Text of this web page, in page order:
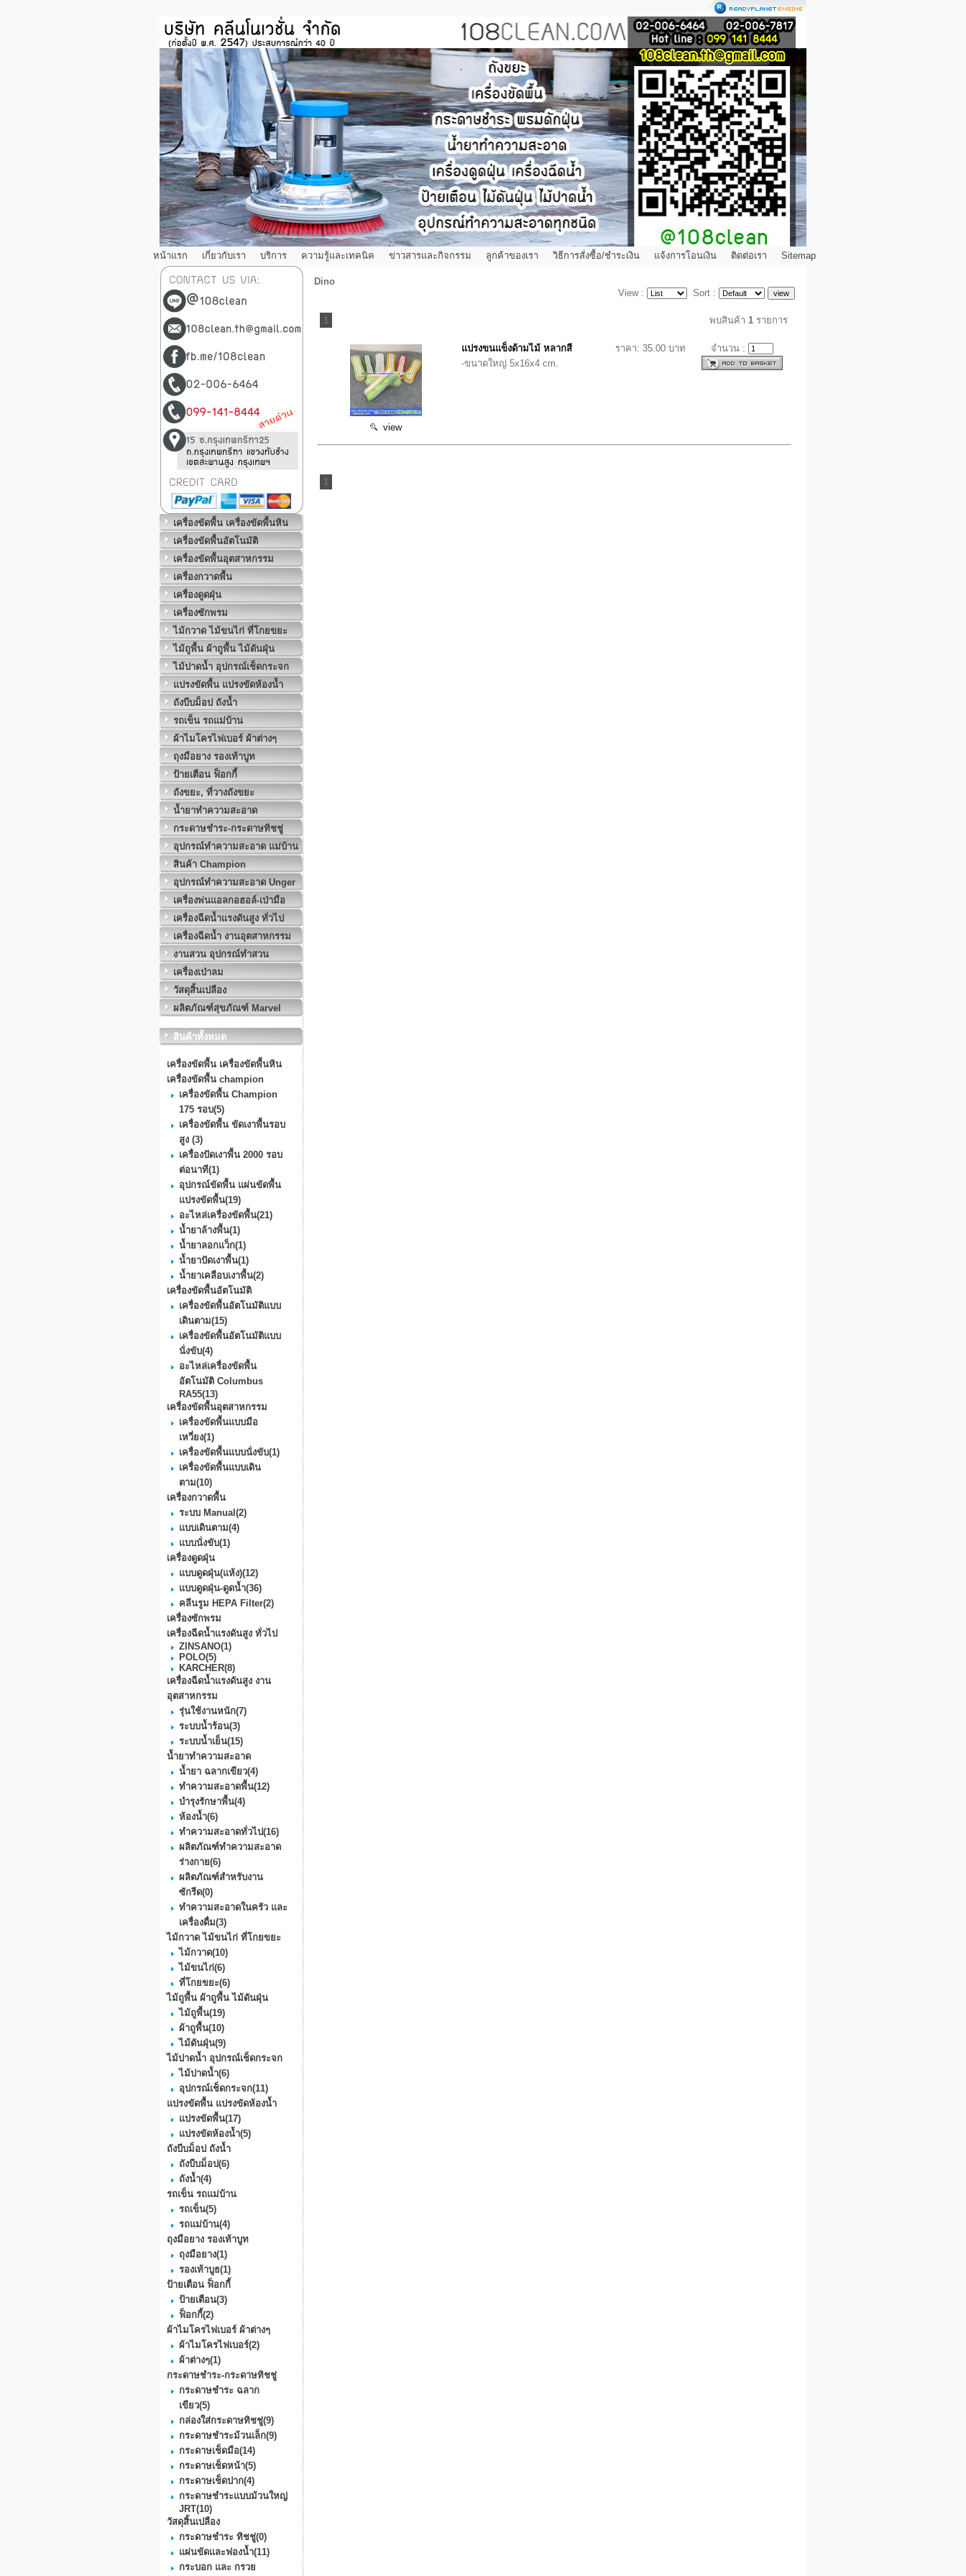
หน้าแรก เกี่ยวกับเรา บริการ ความรู้และเทคนิค ข่าวสารและกิจกรรม ลูกค้าของเรา วิธีการสั่งซื้อ/ชำระเงิน แจ้งการโอนเงิน ติดต่อเรา Sitemap
เครื่องขัดพื้น เครื่องขัดพื้นหิน
เครื่องขัดพื้นอัตโนมัติ
เครื่องขัดพื้นอุตสาหกรรม
เครื่องกวาดพื้น
เครื่องดูดฝุ่น
เครื่องซักพรม
ไม้กวาด ไม้ขนไก่ ที่โกยขยะ
ไม้ถูพื้น ผ้าถูพื้น ไม้ดันฝุ่น
ไม้ปาดน้ำ อุปกรณ์เช็ดกระจก
แปรงขัดพื้น แปรงขัดห้องน้ำ
ถังบีบม็อป ถังน้ำ
รถเข็น รถแม่บ้าน
ผ้าไมโครไฟเบอร์ ผ้าต่างๆ
ถุงมือยาง รองเท้าบูท
ป้ายเตือน ฟ็อกกี้
ถังขยะ, ที่วางถังขยะ
น้ำยาทำความสะอาด
กระดาษชำระ-กระดาษทิชชู่
อุปกรณ์ทำความสะอาด แม่บ้าน
สินค้า Champion
อุปกรณ์ทำความสะอาด Unger
เครื่องพ่นแอลกอฮอล์-เป่ามือ
เครื่องฉีดน้ำแรงดันสูง ทั่วไป
เครื่องฉีดน้ำ งานอุตสาหกรรม
งานสวน อุปกรณ์ทำสวน
เครื่องเป่าลม
วัสดุสิ้นเปลือง
ผลิตภัณฑ์สุขภัณฑ์ Marvel
สินค้าทั้งหมด
เครื่องขัดพื้น เครื่องขัดพื้นหิน
เครื่องขัดพื้น champion
เครื่องขัดพื้น Champion
175 รอบ(5)
เครื่องขัดพื้น ขัดเงาพื้นรอบ
สูง (3)
เครื่องปัดเงาพื้น 2000 รอบ
ต่อนาที(1)
อุปกรณ์ขัดพื้น แผ่นขัดพื้น
แปรงขัดพื้น(19)
อะไหล่เครื่องขัดพื้น(21)
น้ำยาล้างพื้น(1)
น้ำยาลอกแว็ก(1)
น้ำยาปัดเงาพื้น(1)
น้ำยาเคลือบเงาพื้น(2)
เครื่องขัดพื้นอัตโนมัติ
เครื่องขัดพื้นอัตโนมัติแบบ
เดินตาม(15)
เครื่องขัดพื้นอัตโนมัติแบบ
นั่งขับ(4)
อะไหล่เครื่องขัดพื้น
อัตโนมัติ Columbus
RA55(13)
เครื่องขัดพื้นอุตสาหกรรม
เครื่องขัดพื้นแบบมือ
เหวี่ยง(1)
เครื่องขัดพื้นแบบนั่งขับ(1)
เครื่องขัดพื้นแบบเดิน
ตาม(10)
เครื่องกวาดพื้น
ระบบ Manual(2)
แบบเดินตาม(4)
แบบนั่งขับ(1)
เครื่องดูดฝุ่น
แบบดูดฝุ่น(แห้ง)(12)
แบบดูดฝุ่น-ดูดน้ำ(36)
คลีนรูม HEPA Filter(2)
เครื่องซักพรม
เครื่องฉีดน้ำแรงดันสูง ทั่วไป
ZINSANO(1)
POLO(5)
KARCHER(8)
เครื่องฉีดน้ำแรงดันสูง งาน
อุตสาหกรรม
รุ่นใช้งานหนัก(7)
ระบบน้ำร้อน(3)
ระบบน้ำเย็น(15)
น้ำยาทำความสะอาด
น้ำยา ฉลากเขียว(4)
ทำความสะอาดพื้น(12)
บำรุงรักษาพื้น(4)
ห้องน้ำ(6)
ทำความสะอาดทั่วไป(16)
ผลิตภัณฑ์ทำความสะอาด
ร่างกาย(6)
ผลิตภัณฑ์สำหรับงาน
ซักรีด(0)
ทำความสะอาดในครัว และ
เครื่องดื่ม(3)
ไม้กวาด ไม้ขนไก่ ที่โกยขยะ
ไม้กวาด(10)
ไม้ขนไก่(6)
ที่โกยขยะ(6)
ไม้ถูพื้น ผ้าถูพื้น ไม้ดันฝุ่น
ไม้ถูพื้น(19)
ผ้าถูพื้น(10)
ไม้ดันฝุ่น(9)
ไม้ปาดน้ำ อุปกรณ์เช็ดกระจก
ไม้ปาดน้ำ(6)
อุปกรณ์เช็ดกระจก(11)
แปรงขัดพื้น แปรงขัดห้องน้ำ
แปรงขัดพื้น(17)
แปรงขัดห้องน้ำ(5)
ถังบีบม็อป ถังน้ำ
ถังบีบม็อป(6)
ถังน้ำ(4)
รถเข็น รถแม่บ้าน
รถเข็น(5)
รถแม่บ้าน(4)
ถุงมือยาง รองเท้าบูท
ถุงมือยาง(1)
รองเท้าบูธ(1)
ป้ายเตือน ฟ็อกกี้
ป้ายเตือน(3)
ฟ็อกกี้(2)
ผ้าไมโครไฟเบอร์ ผ้าต่างๆ
ผ้าไมโครไฟเบอร์(2)
ผ้าต่างๆ(1)
กระดาษชำระ-กระดาษทิชชู่
กระดาษชำระ ฉลาก
เขียว(5)
กล่องใส่กระดาษทิชชู่(9)
กระดาษชําระม้วนเล็ก(9)
กระดาษเช็ดมือ(14)
กระดาษเช็ดหน้า(5)
กระดาษเช็ดปาก(4)
กระดาษชำระแบบม้วนใหญ่
JRT(10)
วัสดุสิ้นเปลือง
กระดาษชำระ ทิชชู่(0)
แผ่นขัดและฟองน้ำ(11)
กระบอก และ กรวย
Dino
View :
Sort :
1 พบสินค้า 1 รายการ
view
แปรงขนแข็งด้ามไม้ หลากสี
-ขนาดใหญ่ 5x16x4 cm.
ราคา: 35.00 บาท จำนวน :
1